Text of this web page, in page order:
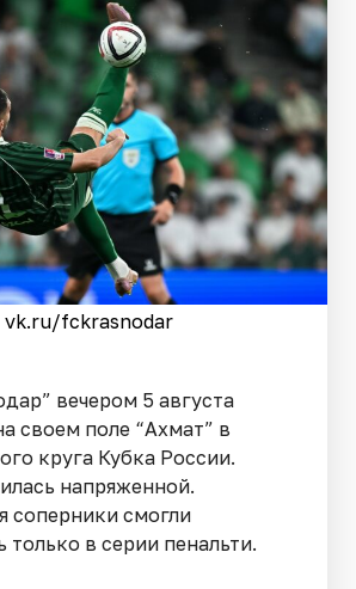
vk.ru/fckrasnodar
вечером 5 августа
своем поле “Ахмат” в
круга Кубка России.
напряженной.
соперники смогли
только в серии пенальти.